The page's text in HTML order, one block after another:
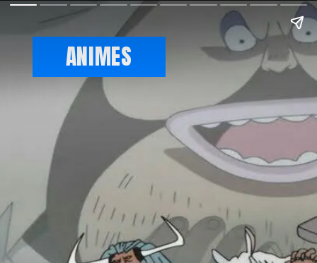
ANIMES